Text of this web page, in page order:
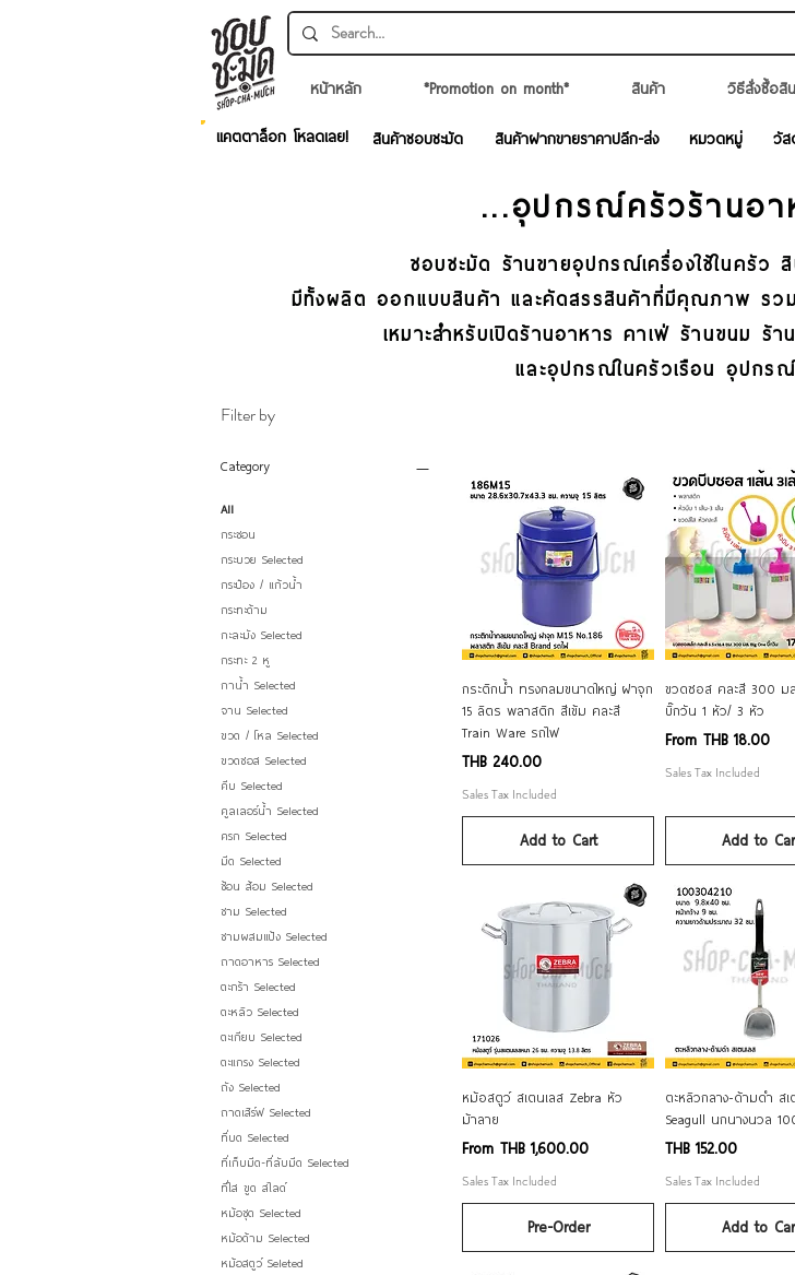
หน้าหลัก *Promotion on month* สินค้า วิธีสั่งซื้อสิ
สินค้าชอบชะมัด สินค้าฝากขายราคาปลีก-ส่ง หมวดหมู่ วัส
แคตตาล็อก โหลดเลย!
...อุปกรณ์ครัวร้านอา
Filter by
Category
All
กระชอน
กระบวย Selected
กระป๋อง / แก้วน้ำ
กระทะด้าม
กะละมัง Selected
กระทะ 2 หู
กาน้ำ Selected
จาน Selected
ขวด / โหล Selected
ขวดซอส Selected
คีบ Selected
คูลเลอร์น้ำ Selected
ครก Selected
มีด Selected
ช้อน ส้อม Selected
ชาม Selected
ชามผสมแป้ง Selected
ถาดอาหาร Selected
ตะกร้า Selected
ตะหลิว Selected
ตะเกียบ Selected
ตะแกรง Selected
ถัง Selected
ถาดเสิร์ฟ Selected
ที่บด Selected
ที่เก็บมีด-ที่ลับมีด Selected
ที่ไส ขูด สไลด์
หม้อชุด Selected
หม้อด้าม Selected
หม้อสตูว์ Seleted
Quick View
กระติกน้ำ ทรงกลมขนาดใหญ่ ฝาจุก
15 ลิตร พลาสติก สีเข้ม คละสี
Train Ware รถไฟ
Price
THB 240.00
Sales Tax Included
Add to Cart
Quick View
ขวดซอส คละสี 300 ม
บิ๊กวัน 1 หัว/ 3 หัว
From THB 18.00
Sale Price
Sales Tax Included
Add to
Quick View
หม้อสตูว์ สเตนเลส Zebra หัว
ม้าลาย
FromTHB 1,600.00
Sale Price
Sales Tax Included
Pre-Order
Quick View
ตะหลิวกลาง-ด้ามดำ สเ
Seagull นกนางนวล
Price
THB 152.00
Sales Tax Included
Add to
ชอบชะมัด ร้านขายอุปกรณ์เครื่องใช้ในครั
มีทั้งผลิต ออกแบบสินค้า และคัดสรรสินค้าที่มีคุณภาพ รว
เหมาะสำหรับเปิดร้านอาหาร คาเฟ่ ร้านขนม
และอุปกรณ์ในครัวเรือน อุปกรณ์